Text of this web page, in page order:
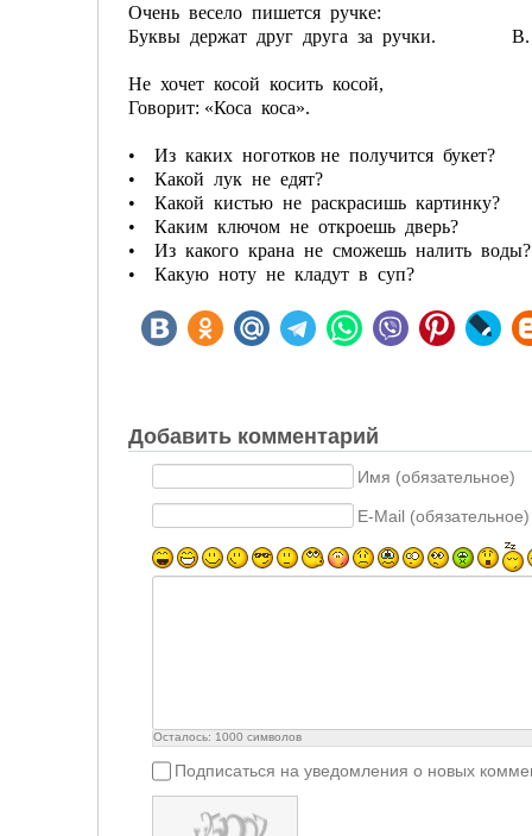
Очень весело пишется ручке:
Буквы держат друг друга за ручки. В.
Не хочет косой косить косой,
Говорит: «Коса коса».
• Из каких ноготков не получится букет?
• Какой лук не едят?
• Какой кистью не раскрасишь картинку?
• Каким ключом не откроешь дверь?
• Из какого крана не сможешь налить воды?
• Какую ноту не кладут в суп?
Добавить комментарий
Имя (обязательное)
E-Mail (обязательное)
Осталось: 1000 символов
Подписаться на уведомления о новых